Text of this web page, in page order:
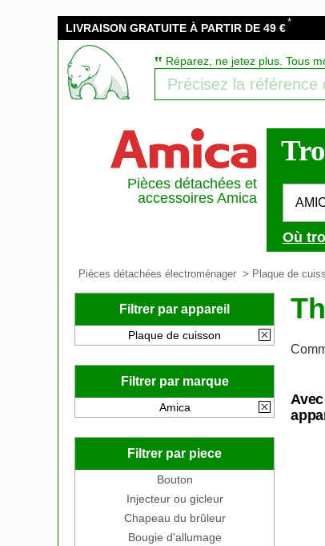
LIVRAISON GRATUITE À PARTIR DE 49 €*
‟ Réparez, ne jetez plus. Tous
Pièces détachées et
accessoires Amica
Où
Pièces détachées électroménager > Plaque de
Filtrer par appareil
Plaque de cuisson
Filtrer par marque
Amica
Filtrer par piece
Bouton
Injecteur ou gicleur
Chapeau du brûleur
Bougie d'allumage